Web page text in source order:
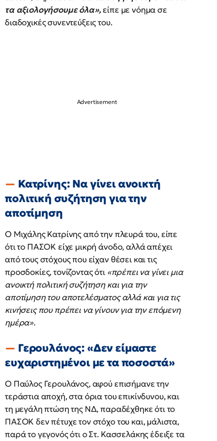
τα αξιολογήσουμε όλα»,είπε με νόημα σε
διαδοχικές συνεντεύξεις του.
Κατρίνης: Να γίνει ανοικτή
πολιτική συζήτηση για την
αποτίμηση
Ο Μιχάλης Κατρίνης από την πλευρά του, είπε
ότι το ΠΑΣΟΚ είχε μικρή άνοδο, αλλά απέχει
από τους στόχους που είχαν θέσει και τις
προσδοκίες, τονίζοντας ότι «πρέπει να γίνει μια
ανοικτή πολιτική συζήτηση και για την
αποτίμηση του αποτελέσματος αλλά και για τις
κινήσεις που πρέπει να γίνουν για την επόμενη
ημέρα».
Γερουλάνος: «Δεν είμαστε
ευχαριστημένοι με τα ποσοστά»
Ο Παύλος Γερουλάνος, αφού επισήμανε την
τεράστια αποχή, στα όρια του επικίνδυνου, και
τη μεγάλη πτώση της ΝΔ, παραδέχθηκε ότι το
ΠΑΣΟΚ δεν πέτυχε τον στόχο του και, μάλιστα,
παρά το γεγονός ότι ο Στ. Κασσελάκης έδειξε τα